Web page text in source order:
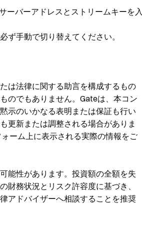
ーバーアドレスとストリームキーを入
ず手動で切り替えてください。
は法律に関する助言を構成するもの
のでもありません。Gateは、本コン
示のいかなる表明または保証も行い
更新または調整される場合がありま
ーム上に表示される実際の情報をご
能性があります。投資額の全額を失
財務状況とリスク許容度に基づき、
アドバイザーへ相談することを推奨